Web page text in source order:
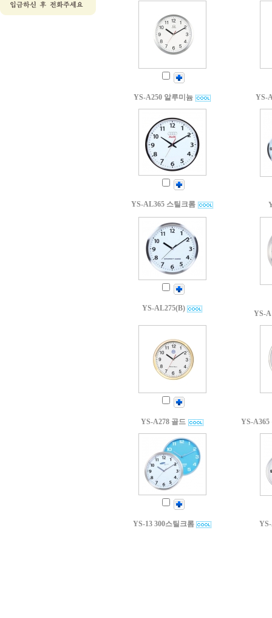
YS-A250 알루미늄 YS-
YS-AL365 스틸크롬
YS-AL275(B)
YS-
YS-A278 골드 YS-A365
YS-13 300스틸크롬